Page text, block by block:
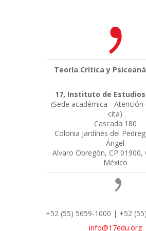
Teoría Crítica y
17, Instituto de
(Sede académica - Atención
cita)
Cascada 180
Colonia Jardínes del
Ángel
Alvaro Obregón, CP 01900,
México
+52 (55) 5659-1000 | +52
info@17edu.org